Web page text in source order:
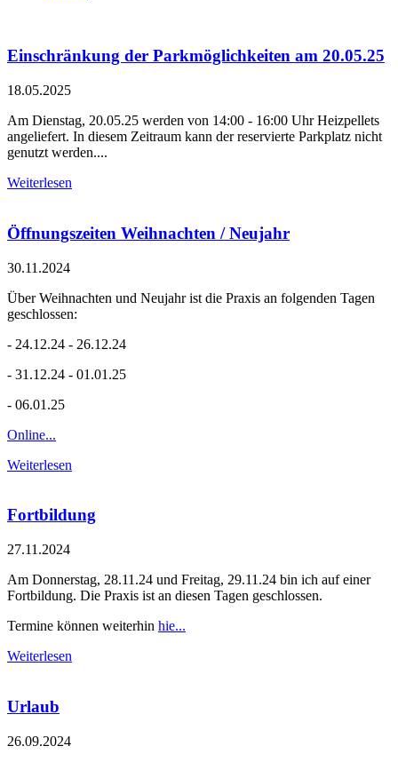
Einschränkung der Parkmöglichkeiten am 20.05.25
18.05.2025
Am Dienstag, 20.05.25 werden von 14:00 - 16:00 Uhr Heizpellets
angeliefert. In diesem Zeitraum kann der reservierte Parkplatz nicht
genutzt werden....
Weiterlesen
Öffnungszeiten Weihnachten / Neujahr
30.11.2024
Über Weihnachten und Neujahr ist die Praxis an folgenden Tagen
geschlossen:
- 24.12.24 - 26.12.24
- 31.12.24 - 01.01.25
- 06.01.25
Online...
Weiterlesen
Fortbildung
27.11.2024
Am Donnerstag, 28.11.24 und Freitag, 29.11.24 bin ich auf einer
Fortbildung. Die Praxis ist an diesen Tagen geschlossen.
Termine können weiterhin hie...
Weiterlesen
Urlaub
26.09.2024